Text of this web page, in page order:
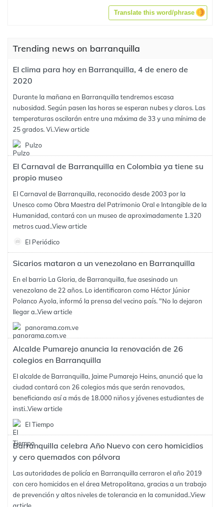
Translate this word/phrase
Trending news on barranquilla
El clima para hoy en Barranquilla, 4 de enero de
2020
Durante la mañana en Barranquilla tendremos escasa
nubosidad. Según pasen las horas se esperan nubes y claros. Las
temperaturas oscilarán entre una máxima de 33 y una mínima de
25 grados. Vi..View article
Pulzo
El Carnaval de Barranquilla en Colombia ya tiene su
propio museo
El Carnaval de Barranquilla, reconocido desde 2003 por la
Unesco como Obra Maestra del Patrimonio Oral e Intangible de la
Humanidad, contará con un museo de aproximadamente 1.320
metros cuad..View article
El Periódico
Sicarios mataron a un venezolano en Barranquilla
En el barrio La Gloria, de Barranquilla, fue asesinado un
venezolano de 22 años. Lo identificaron como Héctor Júnior
Polanco Ayola, informó la prensa del vecino país. "No lo dejaron
llegar a..View article
panorama.com.ve
Alcalde Pumarejo anuncia la renovación de 26
colegios en Barranquilla
El alcalde de Barranquilla, Jaime Pumarejo Heins, anunció que la
ciudad contará con 26 colegios más que serán renovados,
beneficiando así a más de 18.000 niños y jóvenes estudiantes de
insti..View article
El Tiempo
Barranquilla celebra Año Nuevo con cero homicidios
y cero quemados con pólvora
Las autoridades de policía en Barranquilla cerraron el año 2019
con cero homicidos en el área Metropolitana, gracias a un trabajo
de prevención y altos niveles de tolerancia en la comunidad..View